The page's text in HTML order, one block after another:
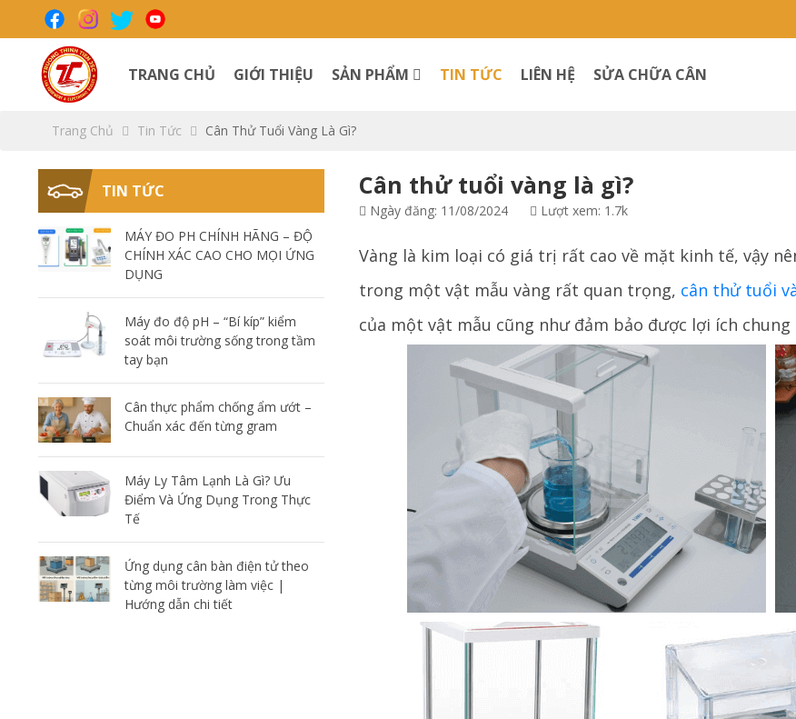
TRANG CHỦ GIỚI THIỆU SẢN PHẨM TIN TỨC LIÊN HỆ SỬA CHỮA CÂN
Trang Chủ Tin Tức Cân Thử Tuổi Vàng Là Gì?
Cân thử tuổi vàng là gì?
Ngày đăng: 11/08/2024 Lượt xem: 1.7k
Vàng là kim loại có giá trị rất cao về mặt kinh tế, vậy
trong một vật mẫu vàng rất quan trọng, cân thử tuổi
của một vật mẫu cũng như đảm bảo được lợi ích
TIN TỨC
MÁY ĐO PH CHÍNH HÃNG – ĐỘ
CHÍNH XÁC CAO CHO MỌI ỨNG
DỤNG
Máy đo độ pH – “Bí kíp” kiểm
soát môi trường sống trong tầm
tay bạn
Cân thực phẩm chống ẩm ướt –
Chuẩn xác đến từng gram
Máy Ly Tâm Lạnh Là Gì? Ưu
Điểm Và Ứng Dụng Trong Thực
Tế
Ứng dụng cân bàn điện tử theo
từng môi trường làm việc |
Hướng dẫn chi tiết